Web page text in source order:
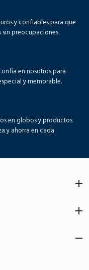
y confiables para que
preocupaciones.
en nosotros para
y memorable.
en globos y productos
y ahorra en cada